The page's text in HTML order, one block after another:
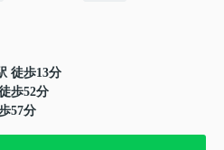
徒歩13分
歩52分
57分